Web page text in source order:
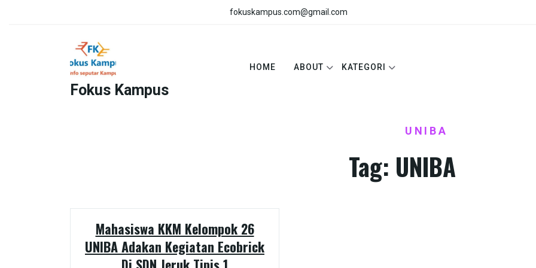
fokuskampus.com@gmail.com
Fokus Kampus
HOME ABOUT KATEGORI
UNIBA
Tag: UNIBA
Mahasiswa KKM Kelompok 26
UNIBA Adakan Kegiatan Ecobrick